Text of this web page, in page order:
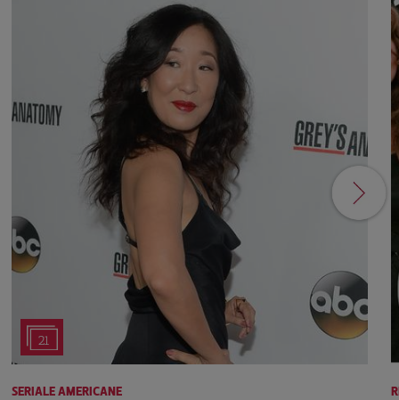
21
SERIALE AMERICANE